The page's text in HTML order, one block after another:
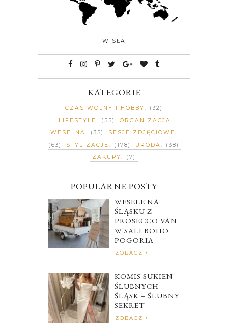
WISŁA
KATEGORIE
CZAS WOLNY I HOBBY
(32)
LIFESTYLE
(55)
ORGANIZACJA
WESELNA
(35)
SESJE ZDJĘCIOWE
(63)
STYLIZACJE (178) URODA
(38)
ZAKUPY
(7)
POPULARNE POSTY
WESELE NA
ŚLĄSKU Z
PROSECCO VAN
W SALI BOHO
POGORIA
ZOBACZ
KOMIS SUKIEN
ŚLUBNYCH
ŚLĄSK – ŚLUBNY
SEKRET
ZOBACZ